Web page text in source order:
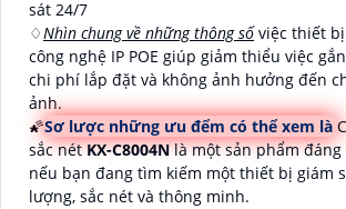
sát 24/7
♢Nhìn chung về những thông sốviệc thiết
công nghệ IP POE giúp giảm thiểu việc
chi phí lắp đặt và không ảnh hưởng đến
ảnh.
🌠Sơ lược những ưu đểm có thể xem là
sắc nétKX-C8004Nlà một sản phẩm
nếu bạn đang tìm kiếm một thiết bị giám
lượng, sắc nét và thông minh.